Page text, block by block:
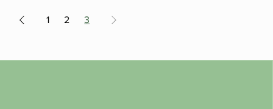
1 2 3